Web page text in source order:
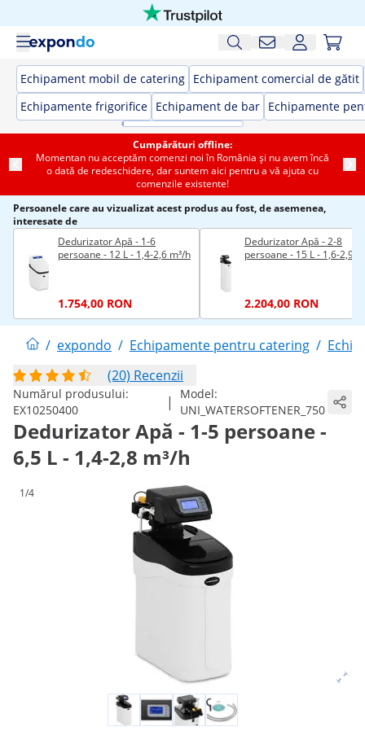
Echipament mobil de catering Echipament comercial de gătit
Echipamente frigorifice Echipament de bar Echipamente
Cumpărături offline:
Momentan nu acceptăm comenzi noi în România și nu avem încă
o dată de redeschidere, dar suntem aici pentru a vă ajuta cu
comenzile existente!
Persoanele care au vizualizat acest produs au fost, de asemenea,
interesate de
Dedurizator Apă - 1-6
persoane - 12 L - 1,4-2,6 m³/h
1.754,00 RON
Dedurizator Apă - 2-8
persoane - 15 L - 1,6-2,9
2.204,00 RON
/ expondo / Echipamente pentru catering /
(20) Recenzii
Numărul produsului:
EX10250400
|
Model:
UNI_WATERSOFTENER_750
Dedurizator Apă - 1-5 persoane -
6,5 L - 1,4-2,8 m³/h
1/4